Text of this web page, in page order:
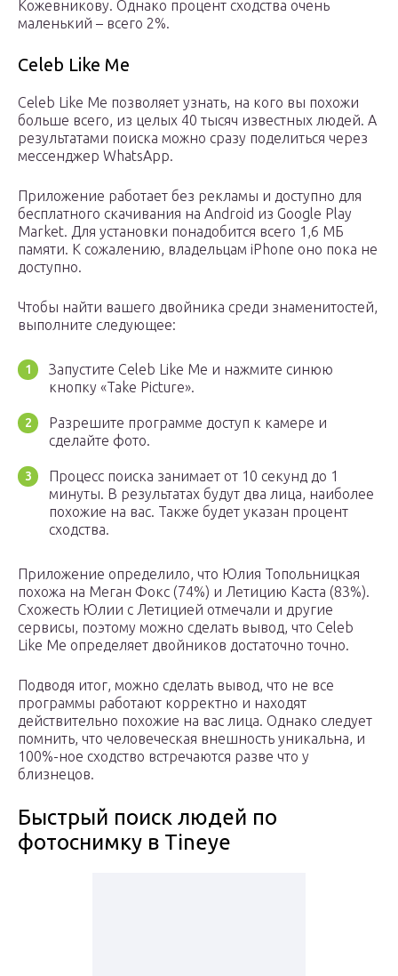
Кожевникову. Однако процент сходства очень
маленький – всего 2%.
Celeb Like Me
Celeb Like Me позволяет узнать, на кого вы похожи
больше всего, из целых 40 тысяч известных людей. А
результатами поиска можно сразу поделиться через
мессенджер WhatsApp.
Приложение работает без рекламы и доступно для
бесплатного скачивания на Android из Google Play
Market. Для установки понадобится всего 1,6 МБ
памяти. К сожалению, владельцам iPhone оно пока не
доступно.
Чтобы найти вашего двойника среди знаменитостей,
выполните следующее:
Запустите Celeb Like Me и нажмите синюю
кнопку «Take Picture».
Разрешите программе доступ к камере и
сделайте фото.
Процесс поиска занимает от 10 секунд до 1
минуты. В результатах будут два лица, наиболее
похожие на вас. Также будет указан процент
сходства.
Приложение определило, что Юлия Топольницкая
похожа на Меган Фокс (74%) и Летицию Каста (83%).
Схожесть Юлии с Летицией отмечали и другие
сервисы, поэтому можно сделать вывод, что Celeb
Like Me определяет двойников достаточно точно.
Подводя итог, можно сделать вывод, что не все
программы работают корректно и находят
действительно похожие на вас лица. Однако следует
помнить, что человеческая внешность уникальна, и
100%-ное сходство встречаются разве что у
близнецов.
Быстрый поиск людей по
фотоснимку в Tineye